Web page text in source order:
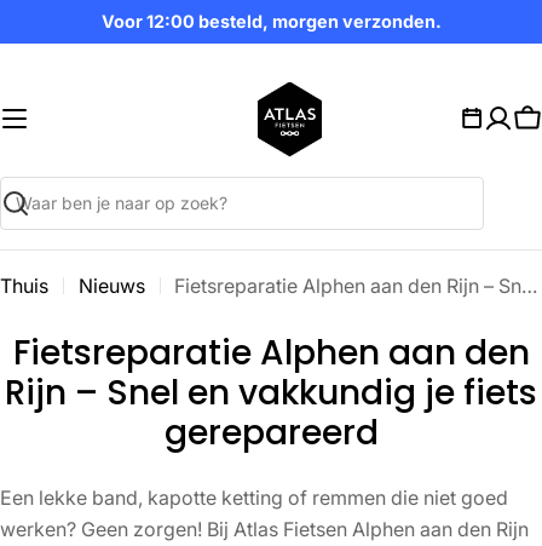
naar
Voor 12:00 besteld, morgen verzonden.
Zoekopdracht
Thuis Nieuws Fietsreparatie Alphen aan den Rijn – Snel en vakkundig je fiets gerepareerd
Fietsreparatie Alphen aan den
Rijn – Snel en vakkundig je fiets
gerepareerd
Een lekke band, kapotte ketting of remmen die niet goed
werken? Geen zorgen! Bij Atlas Fietsen Alphen aan den Rijn